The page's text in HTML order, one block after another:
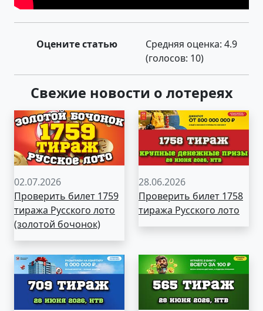
Оцените статью Средняя оценка: 4.9
(голосов: 10)
Свежие новости о лотереях
02.07.2026
Проверить билет 1759
тиража Русского лото
(золотой бочонок)
28.06.2026
Проверить билет 1758
тиража Русского лото